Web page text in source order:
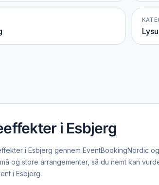
i Esbjerg
i Esbjerg gennem EventBookingNordic
og store arrangementer, så du nemt kan
i Esbjerg.